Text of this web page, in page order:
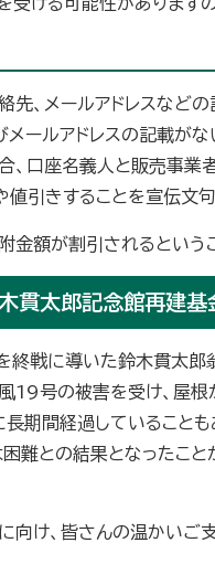
、メールアドレスなどの
ールアドレスの記載がな
、口座名義人と販売事業
引きすることを宣伝文句
金額が割引されるという
貫太郎記念館再建基
終戦に導いた鈴木貫太
19号の被害を受け、屋根
期間経過していることも
難との結果となったこ
け、皆さんの温かいご